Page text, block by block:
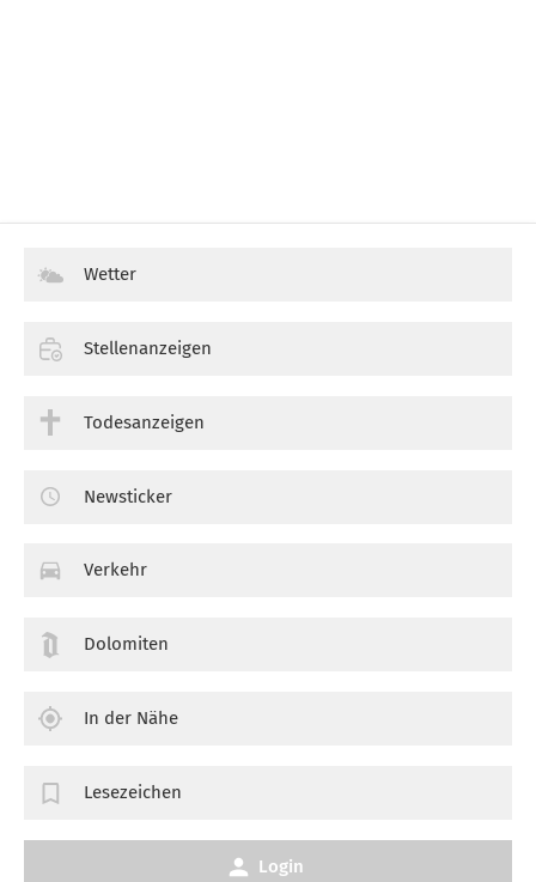
Wetter
Stellenanzeigen
Todesanzeigen
Newsticker
Verkehr
Dolomiten
In der Nähe
Lesezeichen
Login